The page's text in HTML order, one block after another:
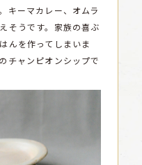
キーマカレー、オムラ
そうです。家族の喜ぶ
んを作ってしまいま
チャンピオンシップで